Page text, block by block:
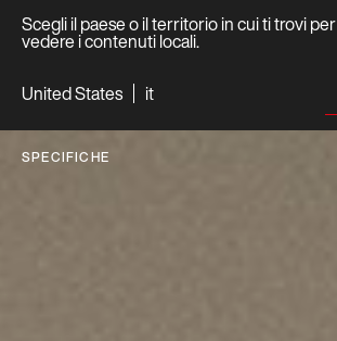
Scegli il paese o il territorio in cui ti trovi per
vedere i contenuti locali.
United States
it
SPECIFICHE